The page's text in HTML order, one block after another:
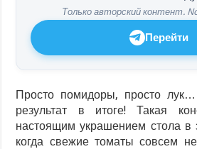
Только авторский контент.
Перейти
Просто помидоры, просто
результат в итоге! Такая
настоящим украшением стола в
когда свежие томаты совсем